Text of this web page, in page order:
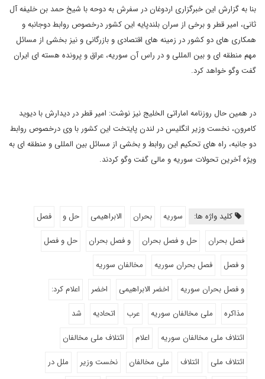
بنا به گزارش این خبرگزاری اردوغان در سفرش به دوحه با شیخ حمد بن خلیفه آل
ثانی، امیر قطر و برخی از سران بلندپایه این کشور درخصوص روابط دوجانبه و
همکاری های دو کشور در زمینه های اقتصادی و بازرگانی و نیز بخشی از مسائل
مهم منطقه ای و بین المللی و در راس آن سوریه، عراق و پرونده هسته ای ایران
گفت وگو خواهد کرد.
در همین حال روزنامه اماراتی الخلیج نیز نوشت: امیر قطر در دیدارش با دیوید
کامرون، نخست وزیر انگلیس در لندن پایتخت این کشور با وی درخصوص روابط
دو جانبه، راه های تحکیم این روابط و بخشی از مسائل بین المللی و منطقه ای به
ویژه آخرین تحولات سوریه و مالی گفت وگو کردند.
کلید واژه ها: سوریه بحران الابراهیمی حل و
فصل
فصل بحران
حل و فصل بحران و فصل بحران
حل و فصل
و فصل
فصل بحران سوریه
مخالفان سوریه
و فصل بحران سوریه
اخضر الابراهیمی اخضر
اعلام کرد:
مذاکره
ملی مخالفان سوریه عرب اتحادیه
شد
ائتلاف ملی مخالفان سوریه
اعلام
ائتلاف ملی مخالفان
ائتلاف ملی
ائتلاف ملی مخالفان نخست وزیر
ملل در